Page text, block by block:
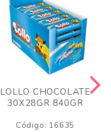
LOLLO CHOCOLATE
30X28GR 840GR
Código: 16635